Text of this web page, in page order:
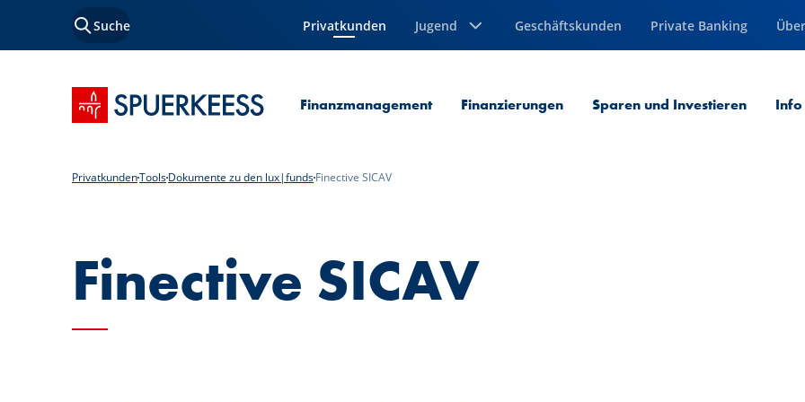
Suche Privatkunden
Aktuelle Seite Jugend Geschäftskunden Private Banking
Startseite SPUERKEESS Finanzmanagement Finanzierungen Sparen und Investieren
PrivatkundenToolsDokumente zu den lux|fundsFinective SICAV
Finective SICAV